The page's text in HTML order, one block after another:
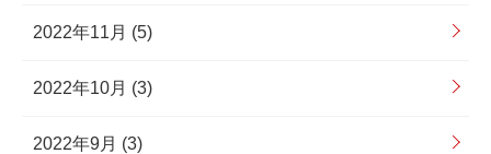
2022年11月 (5)
2022年10月 (3)
2022年9月 (3)